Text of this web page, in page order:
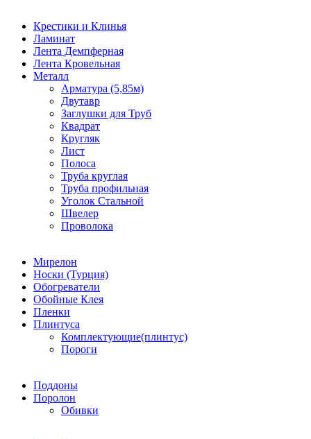
Крестики и Клинья
Ламинат
Лента Демпферная
Лента Кровельная
Металл
Арматура (5,85м)
Двутавр
Заглушки для Труб
Квадрат
Кругляк
Лист
Полоса
Труба круглая
Труба профильная
Уголок Стальной
Швелер
Проволока
Мирелон
Носки (Турция)
Обогреватели
Обойные Клея
Пленки
Плинтуса
Комплектующие(плинтус)
Пороги
Поддоны
Поролон
Обивки